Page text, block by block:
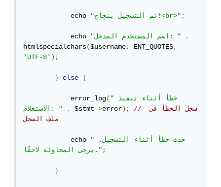
echo "تم التسجيل بنجاح!<br>";
echo "اسم المستخدم المدخل: "
.
htmlspecialchars($username, ENT_QUOTES,
'UTF-8');
} else {
error_log("خطأ أثناء تنفيذ
الاستعلام: "
. $stmt->error);
// سجل الخطأ في
ملف السجل
echo "حدث خطأ أثناء التسجيل.
يرجى المحاولة لاحقًا.";
}